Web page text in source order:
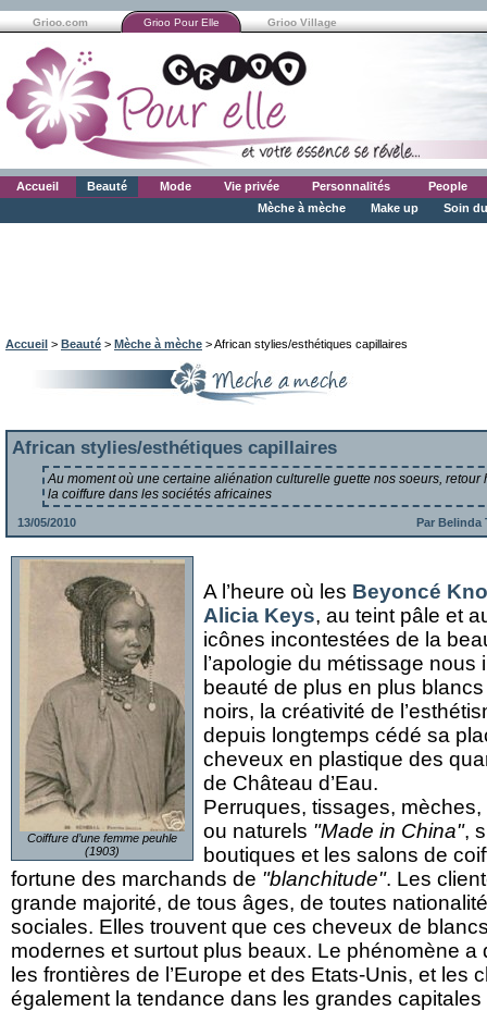
Grioo.com Grioo Pour Elle Grioo Village
Accueil Beauté Mode Vie privée Personnalités
People
Mèche à mèche
Make up Soin
Accueil > Beauté > Mèche à mèche > African stylies/esthétiques capillaires
African stylies/esthétiques capillaires
Au moment où une certaine aliénation culturelle guette nos soeurs, retour
la coiffure dans les sociétés africaines
13/05/2010 Par Belinda
Coiffure d’une femme peuhle
(1903)
A l’heure où les Beyoncé
Alicia Keys, au teint pâle et
icônes incontestées de la
l’apologie du métissage
beauté de plus en plus
noirs, la créativité de
depuis longtemps cédé sa
cheveux en plastique des
de Château d’Eau.
Perruques, tissages,
ou naturels "Made in China",
boutiques et les salons de
fortune des marchands de "blanchitude". Les
grande majorité, de tous âges, de toutes
sociales. Elles trouvent que ces cheveux de
modernes et surtout plus beaux. Le phénomène
les frontières de l’Europe et des Etats-Unis, et les
également la tendance dans les grandes capitales